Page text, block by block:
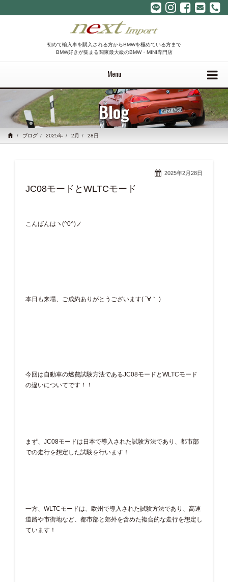
初めて輸入車を購入される方からBMWを極めている方まで
BMW好きが集まる関東最大級のBMW・MINI専門店
Menu
Blog
ブログ 2025年 2月 28日
2025年2月28日
JC08モードとWLTCモード
こんばんはヽ(^0^)ノ
本日も来場、ご成約ありがとうございます( ´∀｀ )
今回は自動車の燃費試験方法であるJC08モードとWLTCモード
の違いについてです！！
まず、JC08モードは日本で導入された試験方法であり、都市部
での走行を想定した試験を行います！
一方、WLTCモードは、欧州で導入された試験方法であり、高速
道路や市街地など、都市部と郊外を含めた複合的な走行を想定し
ています！